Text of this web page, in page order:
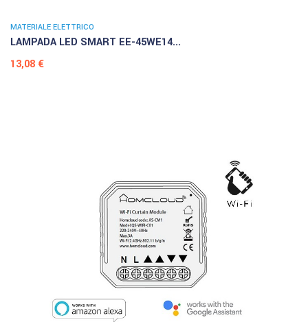
MATERIALE ELETTRICO
LAMPADA LED SMART EE-45WE14...
Prezzo
13,08 €